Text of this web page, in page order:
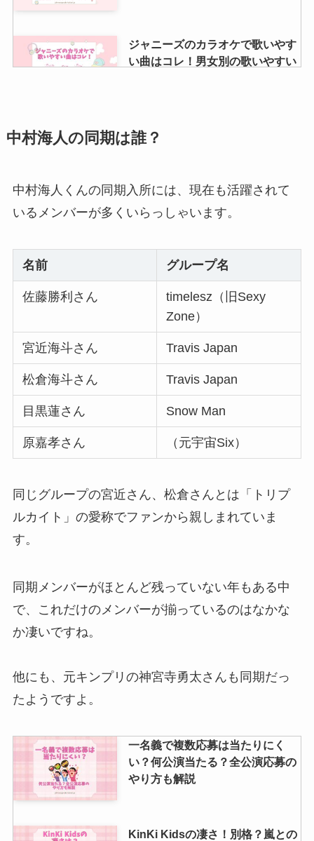
ジャニーズのカラオケで歌いやす
い曲はコレ！男女別の歌いやすい
南波陽向ジャニーズ小柴との匂わ
ジャニーズcmを打ち切りしない
理由・不買運動まとめ！
ジャニーズグッズ買取で持ち込み
駿河屋の店舗も調査
バーが早く事務所に入った？その
時の年齢順は？
深田竜生の入所日はいつ？大学や
ついても調査
ジャニーズグッズ買取で口コミが
悪いとことは？安全・おすすめ業
者や持ち込み有無も調査！
ジャニヤードの安全性は？振り込
まれない口コミは本当？査定結果
中村海人の同期は誰？
中村海人くんの同期入所には、現在も活躍されて
いるメンバーが多くいらっしゃいます。
名前 グループ名
佐藤勝利さん
timelesz（旧Sexy
Zone）
宮近海斗さん Travis Japan
松倉海斗さん Travis Japan
目黒蓮さん Snow Man
原嘉孝さん （元宇宙Six）
同じグループの宮近さん、松倉さんとは「トリプ
ルカイト」の愛称でファンから親しまれていま
す。
同期メンバーがほとんど残っていない年もある中
で、これだけのメンバーが揃っているのはなかな
か凄いですね。
他にも、元キンプリの神宮寺勇太さんも同期だっ
たようですよ。
一名義で複数応募は当たりにく
い？何公演当たる？全公演応募の
やり方も解説
KinKi Kidsの凄さ！別格？嵐との